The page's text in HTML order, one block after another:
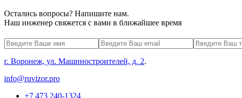
Остались вопросы? Напишите нам.
Наш инженер свяжется с вами в ближайшее время
г. Воронеж, ул. Машиностроителей, д. 2.
info@ruvizor.pro
+7 473 240-1324